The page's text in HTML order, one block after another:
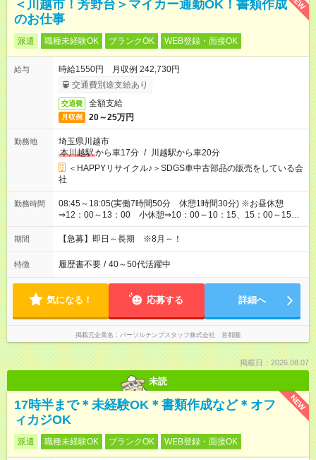
＜川越市！芳野台＞マイカー通勤OK！書類作成
のお仕事
派遣 職種未経験OK ブランクOK WEB登録・面接OK
給与
時給1550円 月収例 242,730円
交通費別途支給あり
交通費 全額支給
月収例 20～25万円
勤務地
埼玉県川越市
本川越駅から車17分 / 川越駅から車20分
＜HAPPYリサイクル♪＞SDGS車中古部品の販売をしている会
社
勤務時間
08:45～18:05(実働7時間50分 休憩1時間30分) ※お昼休憩
⇒12：00～13：00 小休憩⇒10：00～10：15、15：00～15：
15
期間 【急募】即日～長期 ※8月～！
特徴 履歴書不要 / 40～50代活躍中
気になる！ 応募する 詳細へ
掲載元企業名 パーソルテンプスタッフ株式会社 首都圏
掲載日：2026.08.07
未読
NEW
17時半まで＊未経験OK＊書類作成など＊オフ
ィカジOK
派遣 職種未経験OK ブランクOK WEB登録・面接OK